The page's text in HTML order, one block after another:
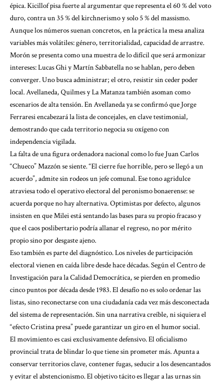
épica. Kicillof pisa fuerte al argumentar que representa el 60 % del voto
duro, contra un 35 % del kirchnerismo y solo 5 % del massismo.
Aunque los números suenan concretos, en la práctica la mesa analiza
variables más volátiles: género, territorialidad, capacidad de arrastre.
Morón se presenta como una muestra de lo difícil que será armonizar
intereses: Lucas Ghi y Martín Sabbatella no se hablan, pero deben
converger. Uno busca administrar; el otro, resistir sin ceder poder
local. Avellaneda, Quilmes y La Matanza también asoman como
escenarios de alta tensión. En Avellaneda ya se confirmó que Jorge
Ferraresi encabezará la lista de concejales, en clave testimonial,
demostrando que cada territorio negocia su oxígeno con
independencia vigilada.
La falta de una figura ordenadora nacional como lo fue Juan Carlos
“Chueco” Mazzón se siente. “El cierre fue horrible, pero se llegó a un
acuerdo”, admite sin rodeos un jefe comunal. Ese tono agridulce
atraviesa todo el operativo electoral del peronismo bonaerense: se
acuerda porque no hay alternativa. Optimistas por defecto, algunos
insisten en que Milei está sentando las bases para su propio fracaso y
que el caos poslibertario podría allanar el regreso, no por mérito
propio sino por desgaste ajeno.
Eso también es parte del diagnóstico. Los niveles de participación
electoral vienen en caída libre desde hace décadas. Según el Centro de
Investigación para la Calidad Democrática, se pierden en promedio
cinco puntos por década desde 1983. El desafío no es solo ordenar las
listas, sino reconectarse con una ciudadanía cada vez más desconectada
del sistema de representación. Sin una narrativa creíble, ni siquiera el
“efecto Cristina presa” puede garantizar un giro en el humor social.
El movimiento es casi exclusivamente defensivo. El oficialismo
provincial trata de blindar lo que tiene sin prometer más. Apunta a
conservar territorios clave, contener fugas, seducir a los desencantados
y evitar el abstencionismo. El objetivo tácito es llegar a las urnas sin